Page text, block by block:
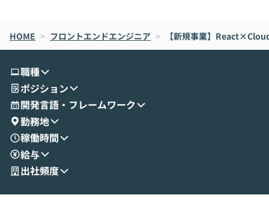
oworkの基本的な機能をご紹介いただきま
す。 続く公開デモでは、実際にCoworkを
せいただきます。数分でワークフローが完
成する手軽さや、Gmail等の外部サービス
とセキュアに連携できるポイントなど、実
演を通じて具体的なイメージをお届けしま
す。 後半のディスカッションでは、セキュ
リティの考え方や社内導入の進め方など、
現場目線でさらに深掘りしていきます。
「自分の業務をAIで自動化してみたいけ
いう方にこそ参加いただきたいイベントで
は、LLMのフル
ント構築の最前
HOME > フロントエンドエンジニア > 【新規事業】
職種
ポジション
開発言語・フレームワーク
勤務地
稼働時間
給与
出社頻度